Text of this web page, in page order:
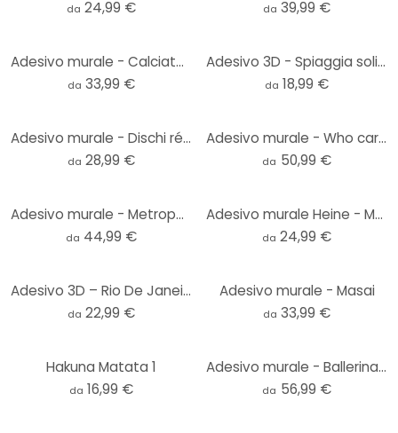
da 24,99 € da 39,99 €
Adesivo murale - Calciatore 1
da 33,99 €
Adesivo 3D - Spiaggia solitaria
da 18,99 €
Adesivo murale - Dischi rétro
da 28,99 €
Adesivo murale - Who cares what you are...
da 50,99 €
Adesivo murale - Metropolitana parigina
da 44,99 €
Adesivo murale Heine - Magical Rubik's Cube
da 24,99 €
Adesivo 3D – Rio De Janeiro
da 22,99 €
Adesivo murale - Masai
da 33,99 €
Hakuna Matata 1
da 16,99 €
Adesivo murale - Ballerina 2
da 56,99 €